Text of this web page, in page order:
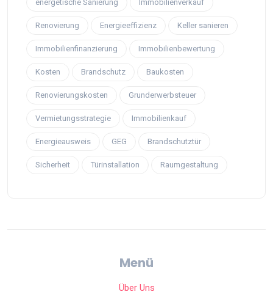
energetische Sanierung Immobilienverkauf
Renovierung Energieeffizienz Keller sanieren
Immobilienfinanzierung Immobilienbewertung
Kosten Brandschutz Baukosten
Renovierungskosten Grunderwerbsteuer
Vermietungsstrategie Immobilienkauf
Energieausweis GEG Brandschutztür
Sicherheit Türinstallation Raumgestaltung
Menü
Über Uns